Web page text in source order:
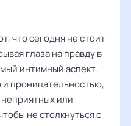
что сегодня не стоит
глаза на правду в
интимный аспект.
проницательностью,
неприятных или
не столкнуться с